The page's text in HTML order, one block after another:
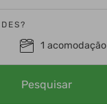
1 acomodação
Pesquisar